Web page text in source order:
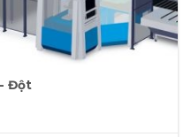
Đột